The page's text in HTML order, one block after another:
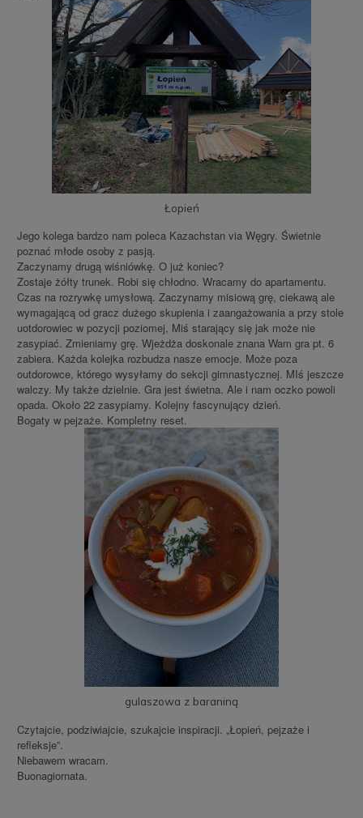
Łopień
Jego kolega bardzo nam poleca Kazachstan via Węgry. Świetnie
poznać młode osoby z pasją.
Zaczynamy drugą wiśniówkę. O już koniec?
Zostaje żółty trunek. Robi się chłodno. Wracamy do apartamentu.
Czas na rozrywkę umysłową. Zaczynamy misiową grę, ciekawą ale
wymagającą od gracz dużego skupienia i zaangażowania a przy stole
uotdorowiec w pozycji poziomej, Miś starający się jak może nie
zasypiać. Zmieniamy grę. Wjeżdża doskonale znana Wam gra pt. 6
zabiera. Każda kolejka rozbudza nasze emocje. Może poza
outdorowce, którego wysyłamy do sekcji gimnastycznej. MIś jeszcze
walczy. My także dzielnie. Gra jest świetna. Ale i nam oczko powoli
opada. Około 22 zasypiamy. Kolejny fascynujący dzień.
Bogaty w pejzaże. Kompletny reset.
gulaszowa z baraniną
Czytajcie, podziwiajcie, szukajcie inspiracji. „Łopień, pejzaże i
refleksje”.
Niebawem wracam.
Buonagiornata.